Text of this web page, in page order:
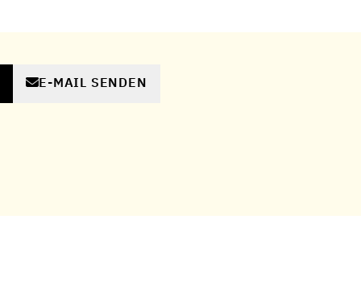
E-MAIL SENDEN